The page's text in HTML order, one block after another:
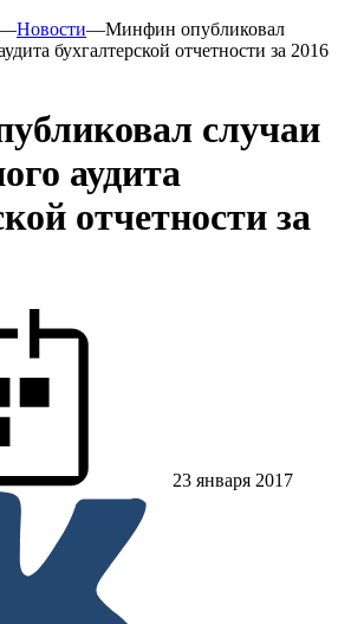
Новости—Минфин опубликовал
бухгалтерской отчетности за 2016
случаи
аудита
отчетности за
23 января 2017